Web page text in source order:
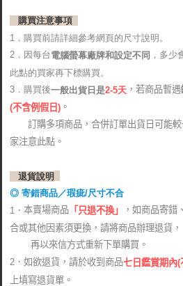
購買注意事項
1．購買前請詳細參考網頁的尺寸說明。
2．因每台電腦螢幕廠牌和設定不同 ，多少
此點的買家再下標購買。
3．購買後一般出貨日是2-5天 ，若商品暫遇
(不含例假日) 。
訂購多項商品，合併訂單出貨日可能
家注意此點。
退貨說明
◎ 寄錯商品／瑕疵/尺寸不合
1． 本賣場商品 「只退不換」
，如商品寄錯
合或其他因素須更換，請將商品辦理退貨，
再以來信方式重新下單購買。
2．如欲退貨，請於收到商品七日鑑賞期內(
上填寫退貨單。